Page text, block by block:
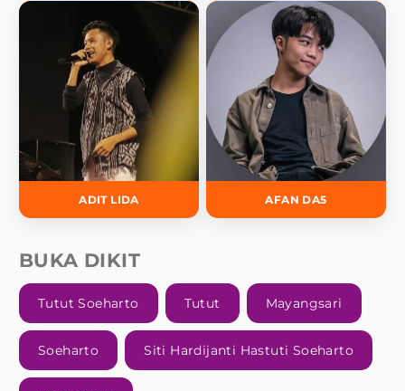
ADIT LIDA AFAN DA5
BUKA DIKIT
Tutut Soeharto Tutut Mayangsari
Soeharto Siti Hardijanti Hastuti Soeharto